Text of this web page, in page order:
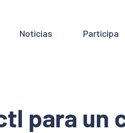
Noticias Participa
para un